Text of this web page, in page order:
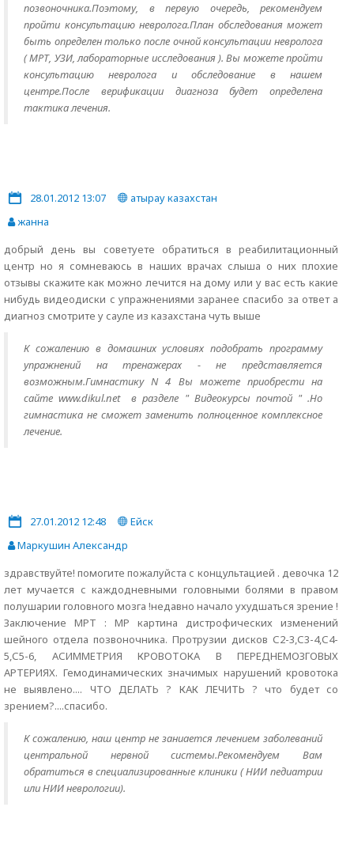
позвоночника.Поэтому, в первую очередь, рекомендуем
пройти консультацию невролога.План обследования может
быть определен только после очной консультации невролога
( МРТ, УЗИ, лабораторные исследования ). Вы можете пройти
консультацию невролога и обследование в нашем
центре.После верификации диагноза будет определена
тактика лечения.
28.01.2012 13:07
атырау казахстан
жанна
добрый день вы советуете обратиться в реабилитационный
центр но я сомневаюсь в наших врачах слыша о них плохие
отзывы скажите как можно лечится на дому или у вас есть какие
нибудь видеодиски с упражнениями заранее спасибо за ответ а
диагноз смотрите у сауле из казахстана чуть выше
К сожалению в домашних условиях подобрать программу
упражнений на тренажерах - не представляется
возможным.Гимнастику N 4 Вы можете приобрести на
сайте www.dikul.net в разделе " Видеокурсы почтой " .Но
гимнастика не сможет заменить полноценное комплексное
лечение.
27.01.2012 12:48
Ейск
Маркушин Александр
здравствуйте! помогите пожалуйста с концультацией . девочка 12
лет мучается с каждодневными головными болями в правом
полушарии головного мозга !недавно начало ухудшаться зрение !
Заключение МРТ : МР картина дистрофических изменений
шейного отдела позвоночника. Протрузии дисков С2-3,С3-4,С4-
5,С5-6, АСИММЕТРИЯ КРОВОТОКА В ПЕРЕДНЕМОЗГОВЫХ
АРТЕРИЯХ. Гемодинамических значимых нарушений кровотока
не выявлено.... ЧТО ДЕЛАТЬ ? КАК ЛЕЧИТЬ ? что будет со
зрением?....спасибо.
К сожалению, наш центр не заниается лечением заболеваний
центральной нервной системы.Рекомендуем Вам
обратиться в специализированные клиники ( НИИ педиатрии
или НИИ неврологии).